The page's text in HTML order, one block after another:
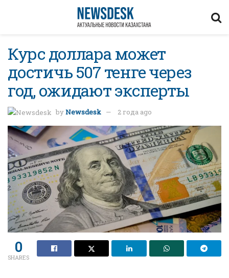
Курс доллара может
достичь 507 тенге через
год, ожидают эксперты
byNewsdesk 2 года ago
0
SHARES